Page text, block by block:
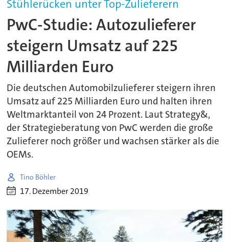
Stühlerücken unter Top-Zulieferern
PwC-Studie: Autozulieferer
steigern Umsatz auf 225
Milliarden Euro
Die deutschen Automobilzulieferer steigern ihren
Umsatz auf 225 Milliarden Euro und halten ihren
Weltmarktanteil von 24 Prozent. Laut Strategy&,
der Strategieberatung von PwC werden die große
Zulieferer noch größer und wachsen stärker als die
OEMs.
Tino Böhler
17. Dezember 2019